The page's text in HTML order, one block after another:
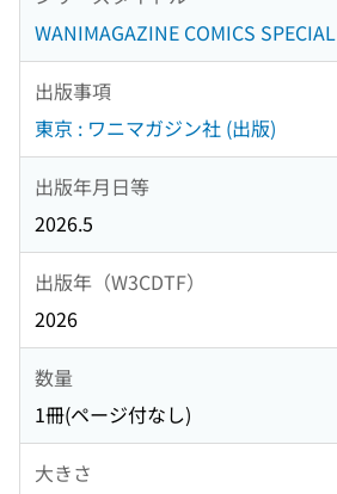
WANIMAGAZINE COMICS SPECIAL
出版事項
東京 : ワニマガジン社 (出版)
出版年月日等
2026.5
出版年（W3CDTF）
2026
数量
1冊(ページ付なし)
大きさ